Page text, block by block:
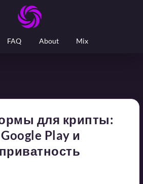
FAQ About Mix
для крипты:
Play и